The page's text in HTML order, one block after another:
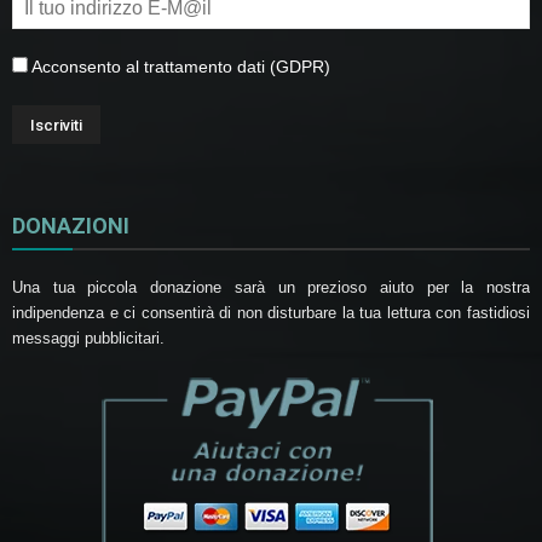
Acconsento al trattamento dati (GDPR)
DONAZIONI
Una tua piccola donazione sarà un prezioso aiuto per la nostra
indipendenza e ci consentirà di non disturbare la tua lettura con fastidiosi
messaggi pubblicitari.